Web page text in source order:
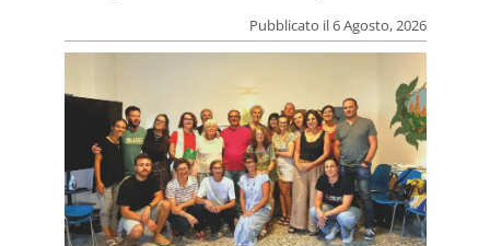
Pubblicato il 6 Agosto, 2026